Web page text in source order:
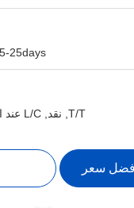
15-25days بعد down-payment
T/T, نقد, L/C عند الاطلاع, ويسترن يونيون
سعر